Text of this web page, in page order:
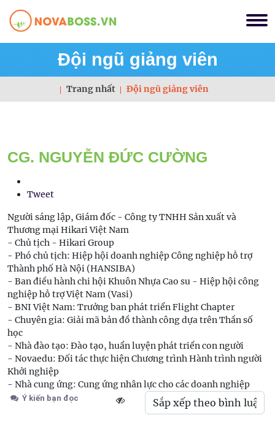
Đội ngũ giảng viên
Trang nhất Đội ngũ giảng viên
CG. NGUYỄN ĐỨC CƯỜNG
Tweet
Người sáng lập, Giám đốc - Công ty TNHH Sản xuất và
Thương mại Hikari Việt Nam
- Chủ tịch - Hikari Group
- Phó chủ tịch: Hiệp hội doanh nghiệp Công nghiệp hỗ trợ
Thành phố Hà Nội (HANSIBA)
- Ban điều hành chi hội Khuôn Nhựa Cao su - Hiệp hội công
nghiệp hỗ trợ Việt Nam (Vasi)
- BNI Việt Nam: Trưởng ban phát triển Flight Chapter
- Chuyên gia: Giải mã bản đồ thành công dựa trên Thần số
học
- Nhà đào tạo: Đào tạo, huẩn luyện phát triển con người
- Novaedu: Đối tác thực hiện Chương trình Hành trình người
Khởi nghiệp
- Nhà cung ứng: Cung ứng nhân lực cho các doanh nghiệp
Ý kiến bạn đọc